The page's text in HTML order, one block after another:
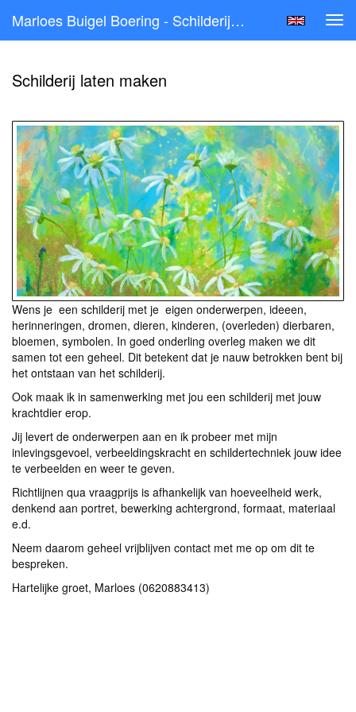
Marloes Buigel Boering - Schilderij Laten Maken
Schilderij laten maken
Wens je een schilderij met je eigen onderwerpen, ideeen,
herinneringen, dromen, dieren, kinderen, (overleden) dierbaren,
bloemen, symbolen. In goed onderling overleg maken we dit
samen tot een geheel. Dit betekent dat je nauw betrokken bent bij
het ontstaan van het schilderij.
Ook maak ik in samenwerking met jou een schilderij met jouw
krachtdier erop.
Jij levert de onderwerpen aan en ik probeer met mijn
inlevingsgevoel, verbeeldingskracht en schildertechniek jouw idee
te verbeelden en weer te geven.
Richtlijnen qua vraagprijs is afhankelijk van hoeveelheid werk,
denkend aan portret, bewerking achtergrond, formaat, materiaal
e.d.
Neem daarom geheel vrijblijven contact met me op om dit te
bespreken.
Hartelijke groet, Marloes (0620883413)